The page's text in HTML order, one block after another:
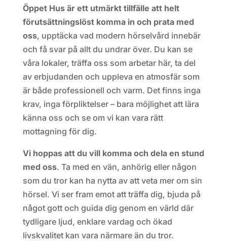
Öppet Hus är ett utmärkt tillfälle att helt
förutsättningslöst komma in och prata med
oss, upptäcka vad modern hörselvård innebär
och få svar på allt du undrar över. Du kan se
våra lokaler, träffa oss som arbetar här, ta del
av erbjudanden och uppleva en atmosfär som
är både professionell och varm. Det finns inga
krav, inga förpliktelser – bara möjlighet att lära
känna oss och se om vi kan vara rätt
mottagning för dig.
Vi hoppas att du vill komma och dela en stund
med oss. Ta med en vän, anhörig eller någon
som du tror kan ha nytta av att veta mer om sin
hörsel. Vi ser fram emot att träffa dig, bjuda på
något gott och guida dig genom en värld där
tydligare ljud, enklare vardag och ökad
livskvalitet kan vara närmare än du tror.